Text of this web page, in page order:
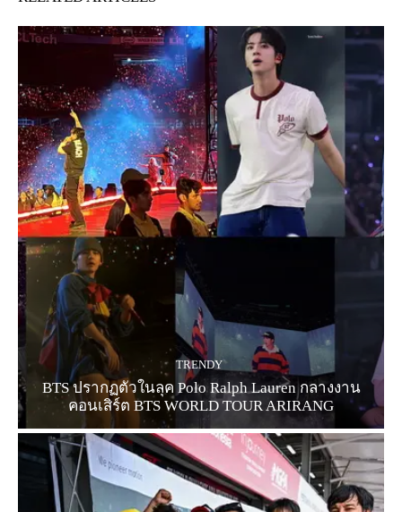
TRENDY
BTS ปรากฏตัวในลุค Polo Ralph Lauren กลางงาน
คอนเสิร์ต BTS WORLD TOUR ARIRANG